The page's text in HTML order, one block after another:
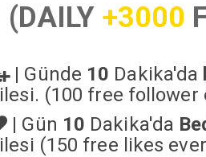
(DAILY +3000
| Günde 10 Dakika'da
(100 free follower
| Gün 10 Dakika'da
(150 free likes